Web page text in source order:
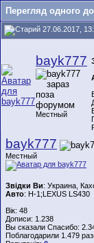
Перегляд одного
27.06.2017,
bayk777
Местный
bayk777
Местный
Звідки Ви: Украина,
Авто: Н-1;LEXUS LS430
Вік: 48
Дописи: 1.238
Вы сказали Спасибо:
Поблагодарили 1.479